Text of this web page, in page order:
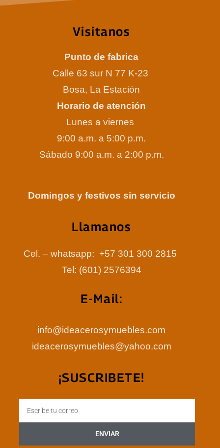
Visitanos
Punto de fabrica
Calle 63 sur N 77 K-23
Bosa, La Estación
Horario de atención
Lunes a viernes
9:00 a.m. a 5:00 p.m.
Sábado 9:00 a.m. a 2:00 p.m.
Domingos y festivos sin servicio
Llamanos
Cel. – whatsapp: +57 301 300 2815
Tel: (601) 2576394
E-Mail:
info@ideacerosymuebles.com
ideacerosymuebles@yahoo.com
¡SUSCRIBETE!
ENVIAR